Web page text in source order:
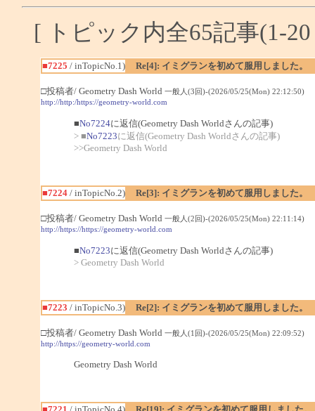
[ トピック内全65記事(1-
■7225 / inTopicNo.1) Re[4]: イミグランを初めて服用しました。
□投稿者/ Geometry Dash World 一般人(3回)-(2026/05/25(Mon) 22:12:50)
http://http:/https://geometry-world.com
■No7224に返信(Geometry Dash Worldさんの記事)
> ■No7223に返信(Geometry Dash Worldさんの記事)
>>Geometry Dash World
■7224/ inTopicNo.2) Re[3]: イミグランを初めて服用しました。
□投稿者/ Geometry Dash World 一般人(2回)-(2026/05/25(Mon) 22:11:14)
http://https://https://geometry-world.com
■No7223に返信(Geometry Dash Worldさんの記事)
> Geometry Dash World
■7223 / inTopicNo.3) Re[2]: イミグランを初めて服用しました。
□投稿者/ Geometry Dash World 一般人(1回)-(2026/05/25(Mon) 22:09:52)
http://https://geometry-world.com
Geometry Dash World